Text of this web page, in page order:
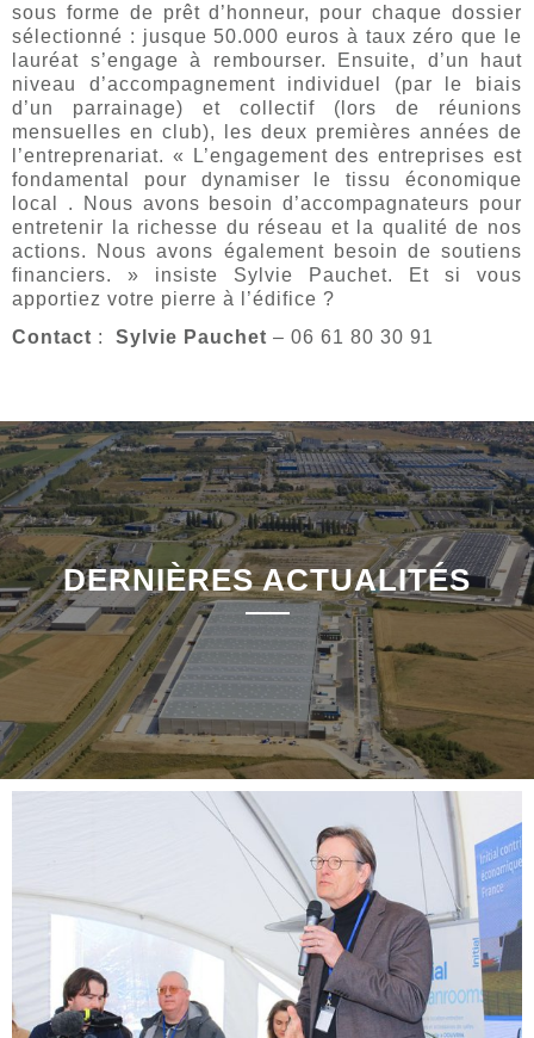
sous forme de prêt d’honneur, pour chaque dossier
sélectionné : jusque 50.000 euros à taux zéro que le
lauréat s’engage à rembourser. Ensuite, d’un haut
niveau d’accompagnement individuel (par le biais
d’un parrainage) et collectif (lors de réunions
mensuelles en club), les deux premières années de
l’entreprenariat. « L’engagement des entreprises est
fondamental pour dynamiser le tissu économique
local . Nous avons besoin d’accompagnateurs pour
entretenir la richesse du réseau et la qualité de nos
actions. Nous avons également besoin de soutiens
financiers. » insiste Sylvie Pauchet. Et si vous
apportiez votre pierre à l’édifice ?
Contact : Sylvie Pauchet – 06 61 80 30 91
DERNIÈRES ACTUALITÉS